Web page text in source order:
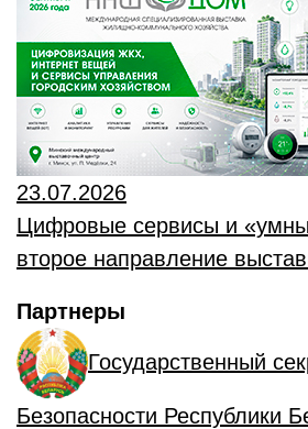
23.07.2026
Цифровые сервисы и
второе направление
Партнеры
Государственный
Безопасности Республики